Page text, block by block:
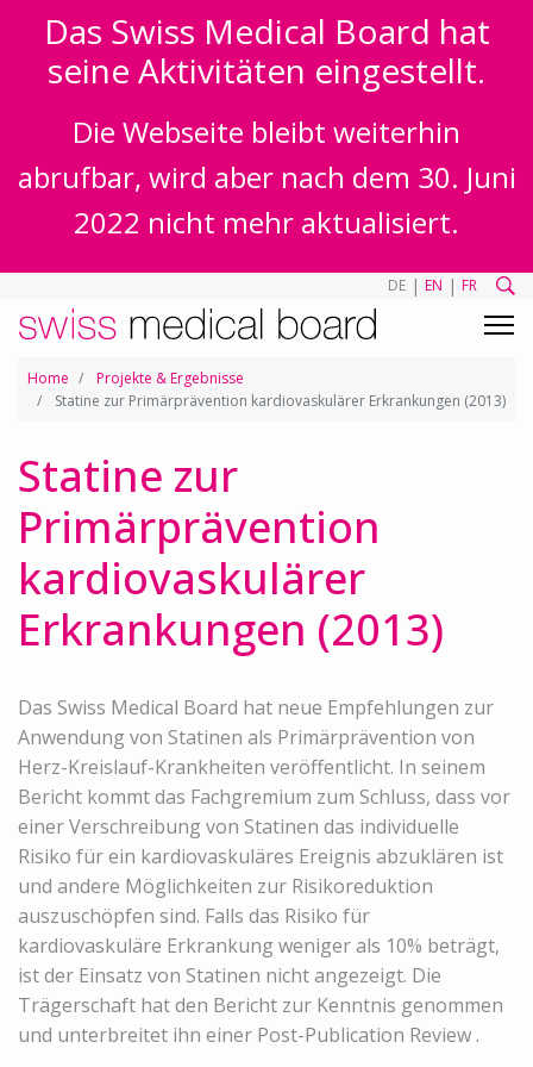
Das Swiss Medical Board hat
seine Aktivitäten eingestellt.
Die Webseite bleibt weiterhin
abrufbar, wird aber nach dem 30. Juni
2022 nicht mehr aktualisiert.
DE | EN | FR
Home
Projekte & Ergebnisse
Statine zur Primärprävention kardiovaskulärer Erkrankungen (2013)
Statine zur
Primärprävention
kardiovaskulärer
Erkrankungen (2013)
Das Swiss Medical Board hat neue Empfehlungen zur
Anwendung von Statinen als Primärprävention von
Herz-Kreislauf-Krankheiten veröffentlicht. In seinem
Bericht kommt das Fachgremium zum Schluss, dass vor
einer Verschreibung von Statinen das individuelle
Risiko für ein kardiovaskuläres Ereignis abzuklären ist
und andere Möglichkeiten zur Risikoreduktion
auszuschöpfen sind. Falls das Risiko für
kardiovaskuläre Erkrankung weniger als 10% beträgt,
ist der Einsatz von Statinen nicht angezeigt. Die
Trägerschaft hat den Bericht zur Kenntnis genommen
und unterbreitet ihn einer Post-Publication Review .